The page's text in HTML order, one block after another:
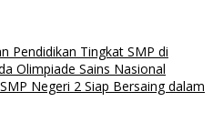
Pendidikan Tingkat SMP di
Olimpiade Sains Nasional
Negeri 2 Siap Bersaing dalam